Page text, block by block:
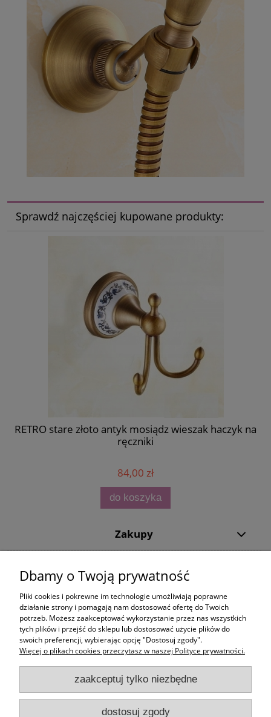
Sprawdź najczęściej kupowane produkty:
RETRO stare złoto antyk mosiądz wieszak haczyk na
ręczniki
84,00 zł
do koszyka
Zakupy
Moje konto
Informacje
Dbamy o Twoją prywatność
Pliki cookies i pokrewne im technologie umożliwiają poprawne
działanie strony i pomagają nam dostosować ofertę do Twoich
potrzeb. Możesz zaakceptować wykorzystanie przez nas wszystkich
tych plików i przejść do sklepu lub dostosować użycie plików do
swoich preferencji, wybierając opcję "Dostosuj zgody".
Więcej o plikach cookies przeczytasz w naszej Polityce prywatności.
zaakceptuj tylko niezbędne
dostosuj zgody